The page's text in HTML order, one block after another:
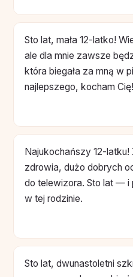
Sto lat, mała 12-latko!
ale dla mnie zawsze
która biegała za mną w
najlepszego, kocham Cię!
Najukochańszy 12-
zdrowia, dużo dobrych
do telewizora. Sto lat — i
w tej rodzinie.
Sto lat, dwunastoletni